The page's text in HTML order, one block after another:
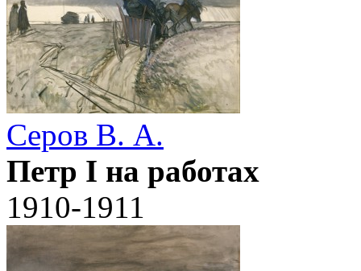
Серов В. А.
Петр I на работах
1910-1911